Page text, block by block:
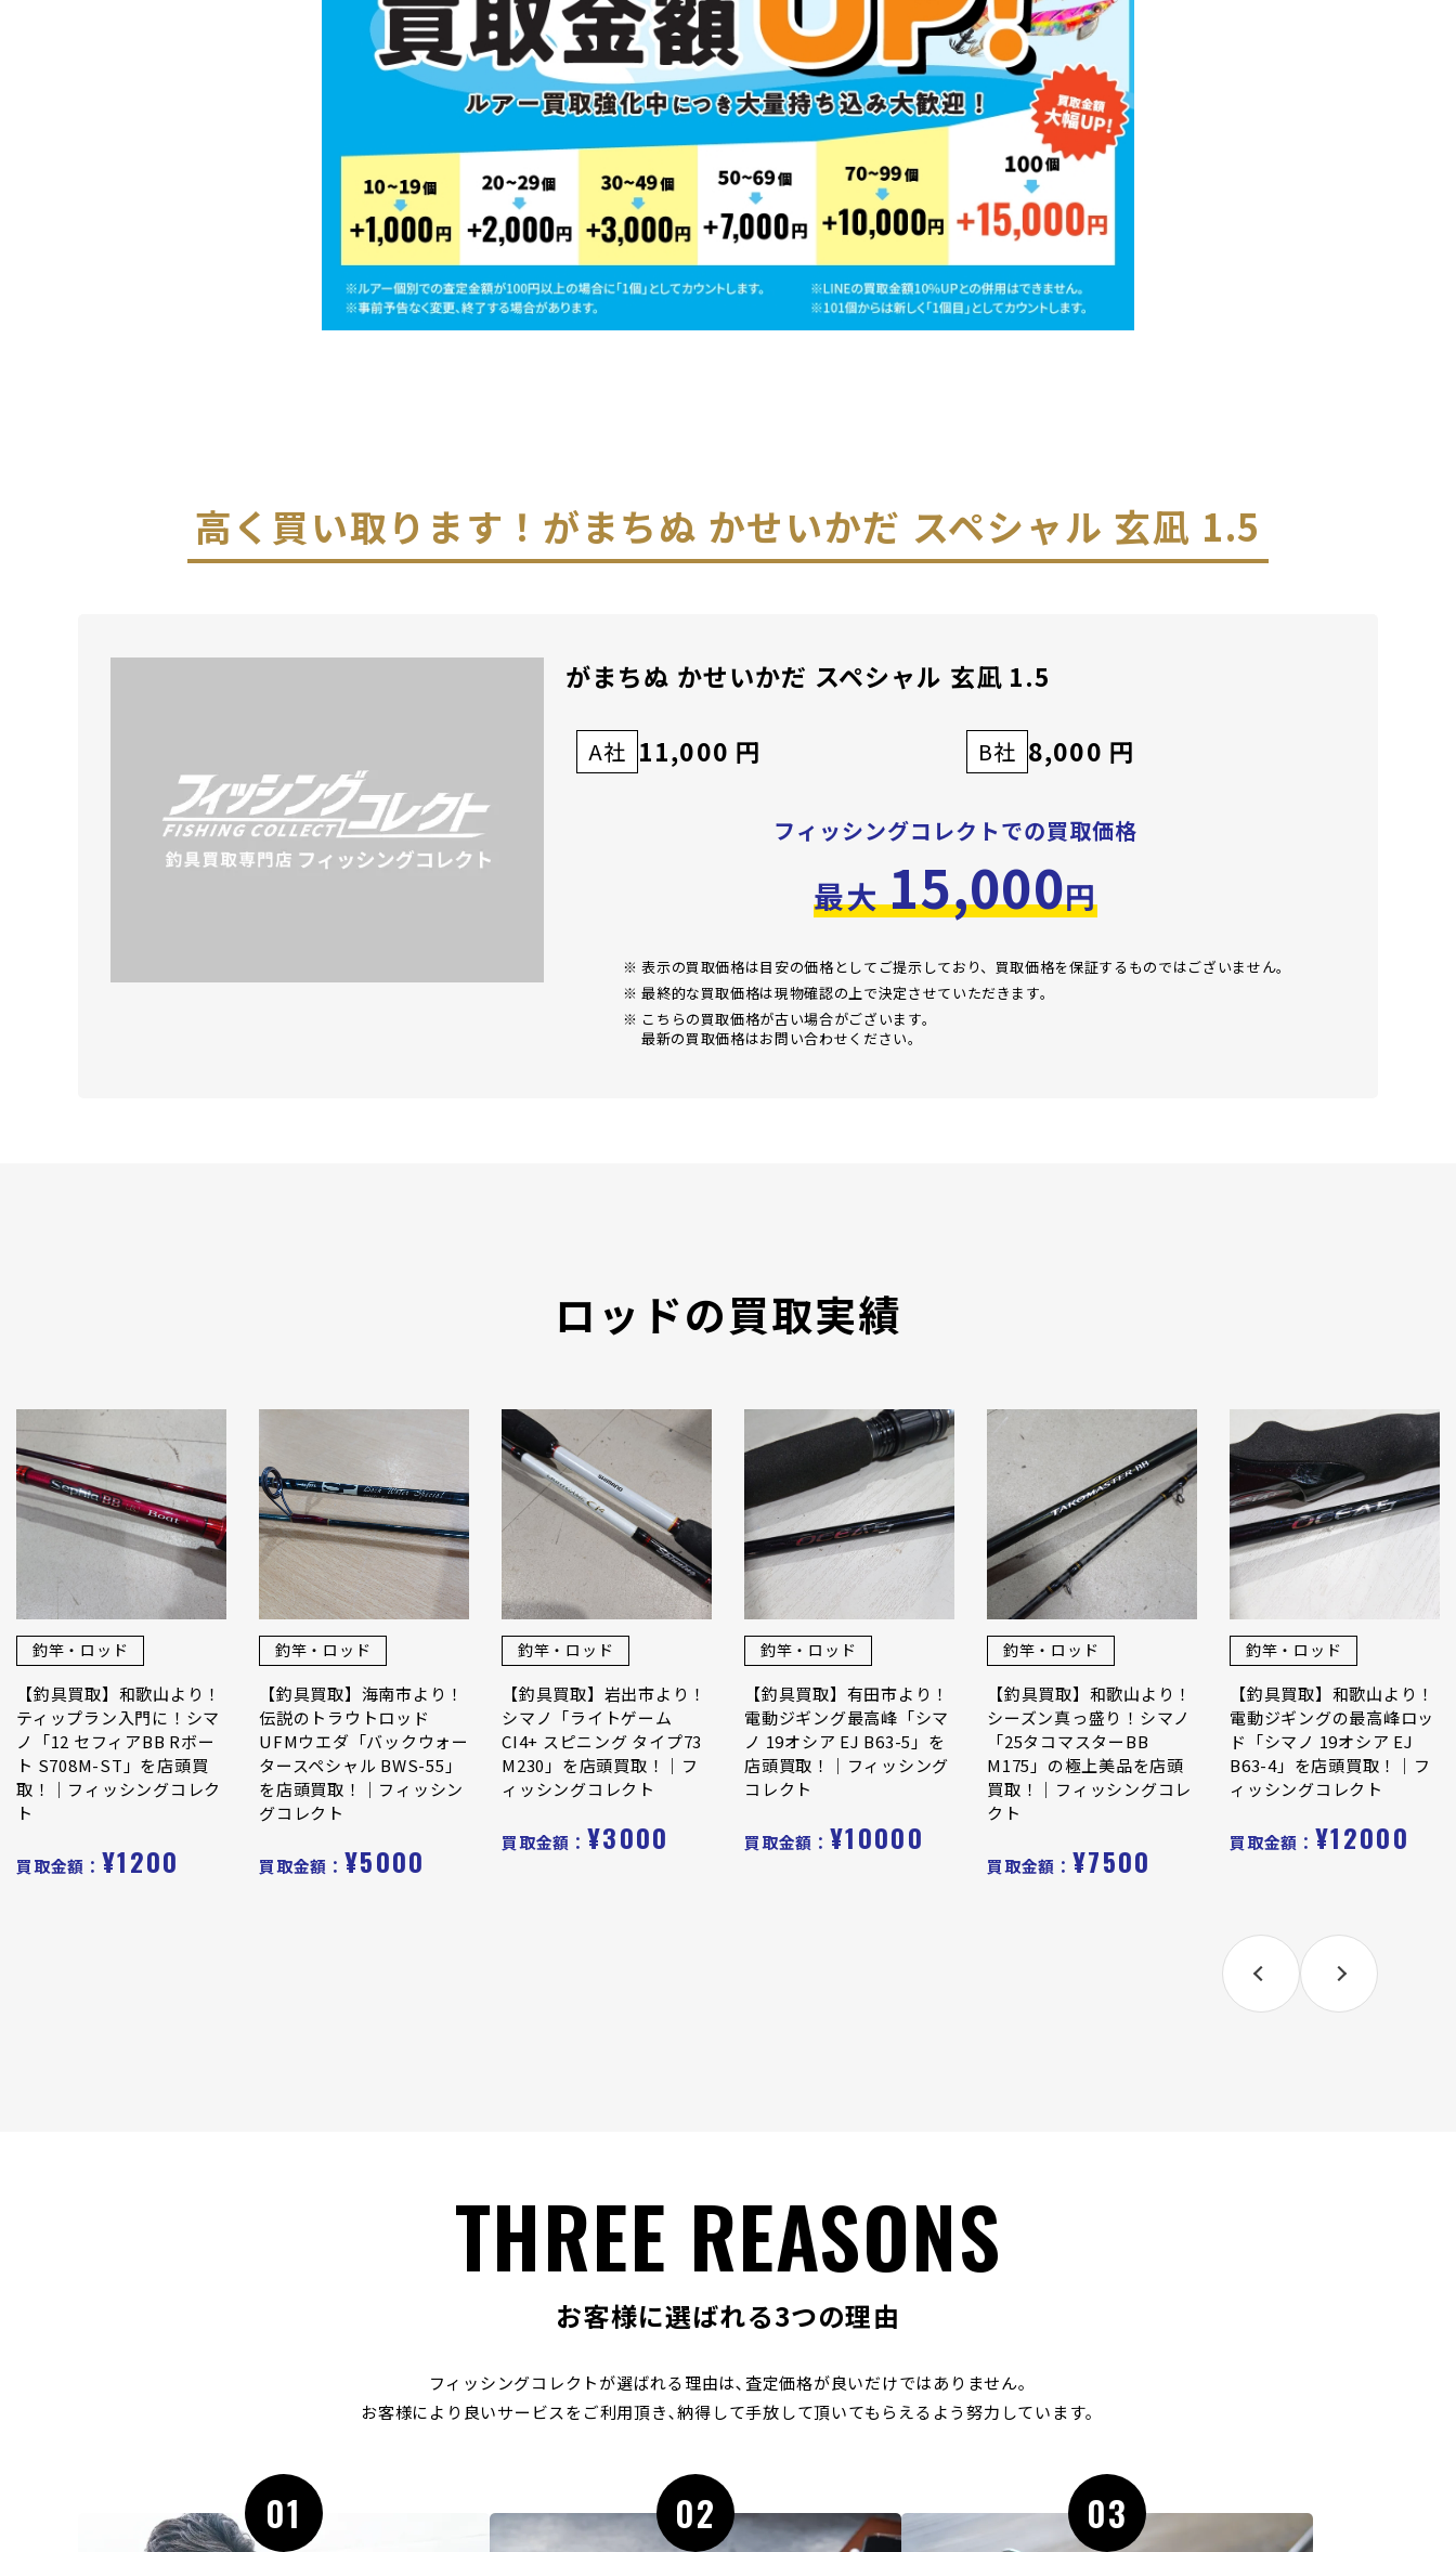
高く買い取ります！ がまちぬ かせいかだ スペシャル 玄凪 1.5
がまちぬ かせいかだ スペシャル 玄凪 1.5
A社 11,000 円 B社 8,000 円
フィッシングコレクトでの買取価格
最大 15,000円
※ 表示の買取価格は目安の価格としてご提示しており、買取価格を保証するものではございません。
※ 最終的な買取価格は現物確認の上で決定させていただきます。
※ こちらの買取価格が古い場合がございます。
最新の買取価格はお問い合わせください。
ロッドの買取実績
釣竿・ロッド
【釣具買取】和歌山より！
ティップラン入門に！シマ
ノ「12 セフィアBB Rボー
ト S708M-ST」を店頭買
取！｜フィッシングコレク
ト
買取金額： ¥1200
釣竿・ロッド
【釣具買取】海南市より！
伝説のトラウトロッド
UFMウエダ「バックウォー
タースペシャル BWS-55」
を店頭買取！｜フィッシン
グコレクト
買取金額： ¥5000
釣竿・ロッド
【釣具買取】岩出市より！
シマノ「ライトゲーム
CI4+ スピニング タイプ73
M230」を店頭買取！｜フ
ィッシングコレクト
買取金額： ¥3000
釣竿・ロッド
【釣具買取】有田市より！
電動ジギング最高峰「シマ
ノ 19オシア EJ B63-5」を
店頭買取！｜フィッシング
コレクト
買取金額： ¥10000
釣竿・ロッド
【釣具買取】和歌山より！
シーズン真っ盛り！シマノ
「25タコマスターBB
M175」の極上美品を店頭
買取！｜フィッシングコレ
クト
買取金額： ¥7500
釣竿・ロッド
【釣具買取】和歌山より！
電動ジギングの最高峰ロッ
ド「シマノ 19オシア EJ
B63-4」を店頭買取！｜フ
ィッシングコレクト
買取金額： ¥12000
THREE REASONS
お客様に選ばれる3つの理由
フィッシングコレクトが選ばれる理由は､ 査定価格が良いだけではありません｡
お客様により良いサービスをご利用頂き､納得して手放して頂いてもらえるよう努力しています｡
01 02 03